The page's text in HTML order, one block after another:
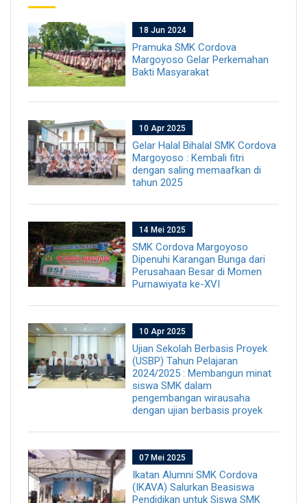
18 Jun 2024
Pramuka SMK Cordova
Margoyoso Gelar Perkemahan
Bakti Masyarakat
10 Apr 2025
Gelar Halal Bihalal SMK Cordova
Margoyoso : Kembali fitri
dengan saling memaafkan di
tahun 2025
14 Mei 2025
SMK Cordova Margoyoso
Dipenuhi Karangan Bunga dari
Perusahaan Besar di Momen
Purnawiyata ke-XVI
10 Apr 2025
Ujian Sekolah Berbasis Proyek
(USBP) Tahun Pelajaran
2024/2025 : Membangun minat
siswa SMK dalam
pengembangan wirausaha
dengan ujian berbasis proyek
07 Mei 2025
Ikatan Alumni SMK Cordova
(IKAVA) Salurkan Beasiswa
Pendidikan untuk Siswa SMK